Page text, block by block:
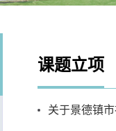
课题立项
关于景德镇